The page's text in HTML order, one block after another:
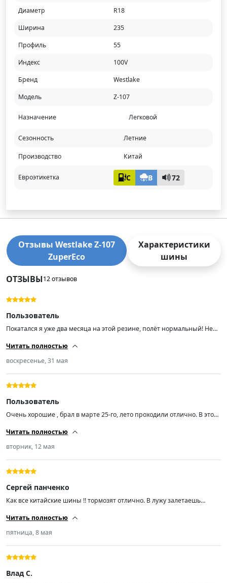
Диаметр
R18
Ширина
235
Профиль
55
Индекс
100V
Бренд
Westlake
Модель
Z-107
Назначение Легковой
Сезонность Летние
Производство Китай
Евроэтикетка C B 72
Отзывы Westlake Z-107
ZuperEco
Характеристики
шины
ОТЗЫВЫ12 отзывов
Пользователь
Покатался я уже два месяца на этой резине, полёт нормальный! Не
отлично, мокрая трасса — также. Далее посмотрим, на сколько
Читать полностью
воскресенье, 31 мая
Пользователь
Очень хорошие , брал в марте 25-го, лето проходили отлично. В этом
новое. Спасибо!!!
Читать полностью
вторник, 12 мая
Сергей панченко
Как все китайские шины !! тормозят отлично. В лужу залетаешь
полутора метров в высоту,при +10 чуть шумят потеплело и сразу
Читать полностью
пятница, 8 мая
Влад С.